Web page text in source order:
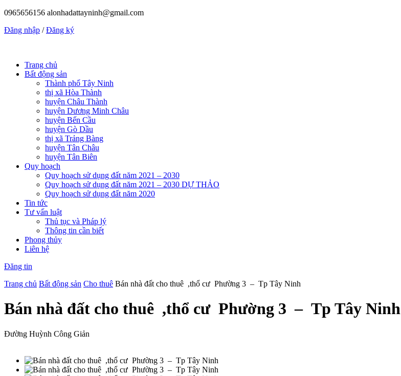
0965656156 alonhadattayninh@gmail.com
Đăng nhập /Đăng ký
Trang chủ
Bất động sản
Thành phố Tây Ninh
thị xã Hòa Thành
huyện Châu Thành
huyện Dương Minh Châu
huyện Bến Cầu
huyện Gò Dầu
thị xã Trảng Bàng
huyện Tân Châu
huyện Tân Biên
Quy hoạch
Quy hoạch sử dụng đất năm 2021 – 2030
Quy hoạch sử dụng đất năm 2021 – 2030 DỰ THẢO
Quy hoạch sử dụng đất năm 2020
Tin tức
Tư vấn luật
Thủ tục và Pháp lý
Thông tin cần biết
Phong thủy
Liên hệ
Đăng tin
Trang chủ Bất động sản Cho thuê Bán nhà đất cho thuê ,thổ cư Phường 3 – Tp Tây Ninh
Bán nhà đất cho thuê ,thổ cư Phường 3 – Tp Tây Ninh
Đường Huỳnh Công Giản